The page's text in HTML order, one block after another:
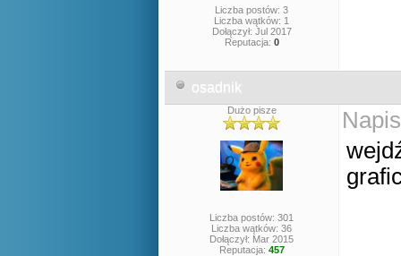
Liczba postów: 3
Liczba wątków: 1
Dołączył: Jul 2017
Reputacja: 0
osadnik
Dużo pisze
Liczba postów: 301
Liczba wątków: 36
Dołączył: Mar 2015
Reputacja: 457